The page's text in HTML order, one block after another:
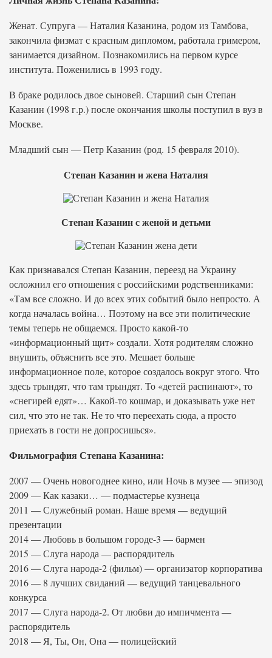
Женат. Супруга — Наталия Казанина, родом из Тамбова,
закончила физмат с красным дипломом, работала гримером,
занимается дизайном. Познакомились на первом курсе
института. Поженились в 1993 году.
В браке родилось двое сыновей. Старший сын Степан
Казанин (1998 г.р.) после окончания школы поступил в вуз в
Москве.
Младший сын — Петр Казанин (род. 15 февраля 2010).
Степан Казанин и жена Наталия
Степан Казанин с женой и детьми
Как признавался Степан Казанин, переезд на Украину
осложнил его отношения с российскими родственниками:
«Там все сложно. И до всех этих событий было непросто. А
когда началась война… Поэтому на все эти политические
темы теперь не общаемся. Просто какой-то
«информационный щит» создали. Хотя родителям сложно
внушить, объяснить все это. Мешает больше
информационное поле, которое создалось вокруг этого. Что
здесь трындят, что там трындят. То «детей распинают», то
«снегирей едят»… Какой-то кошмар, и доказывать уже нет
сил, что это не так. Не то что переехать сюда, а просто
приехать в гости не допросишься».
Фильмография Степана Казанина:
2007 — Очень новогоднее кино, или Ночь в музее — эпизод
2009 — Как казаки… — подмастерье кузнеца
2011 — Служебный роман. Наше время — ведущий
презентации
2014 — Любовь в большом городе-3 — бармен
2015 — Слуга народа — распорядитель
2016 — Слуга народа-2 (фильм) — организатор корпоратива
2016 — 8 лучших свиданий — ведущий танцевального
конкурса
2017 — Слуга народа-2. От любви до импичмента —
распорядитель
2018 — Я, Ты, Он, Она — полицейский